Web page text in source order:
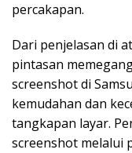
percakapan.
Dari penjelasan di
pintasan
screenshot di
kemudahan dan
tangkapan layar.
screenshot melalui